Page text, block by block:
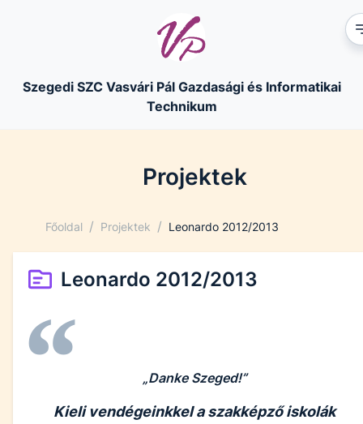
Szegedi SZC Vasvári Pál Gazdasági és Informatikai
Technikum
Projektek
Főoldal / Projektek / Leonardo 2012/2013
Leonardo 2012/2013
Danke Szeged!
Kieli vendégeinkkel a szakképző iskolák